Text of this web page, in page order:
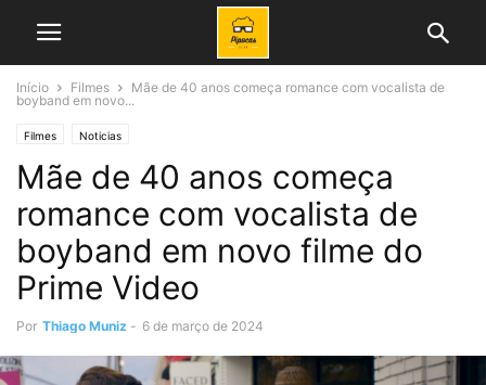
Início Filmes
Mãe de 40 anos começa romance com vocalista de
boyband em novo...
Filmes Noticias
Mãe de 40 anos começa
romance com vocalista de
boyband em novo filme do
Prime Video
Por Thiago Muniz - 6 de março de 2024